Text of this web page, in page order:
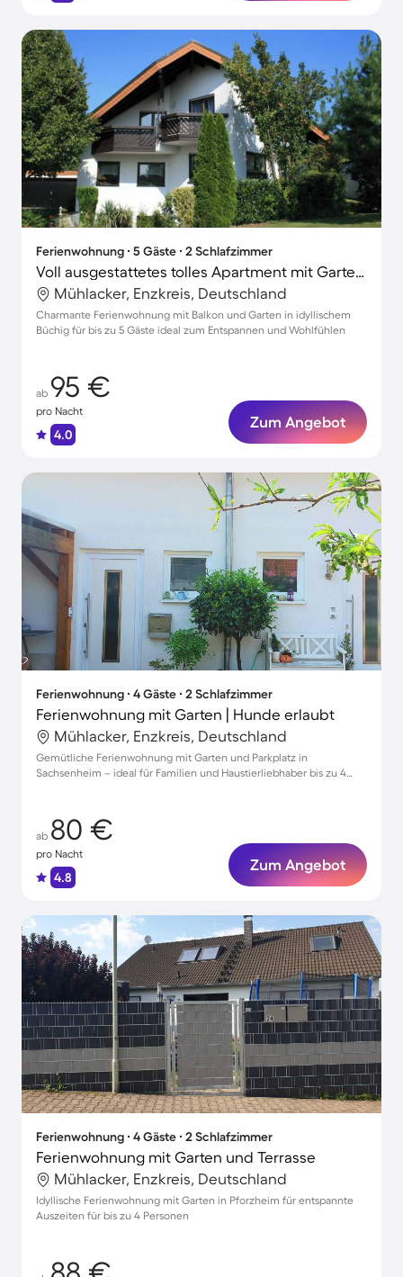
Ferienwohnung ∙ 5 Gäste ∙ 2 Schlafzimmer
Voll ausgestattetes tolles Apartment mit Garten | Perfekt für die Arbeit von Zuhause
Mühlacker, Enzkreis, Deutschland
Charmante Ferienwohnung mit Balkon und Garten in idyllischem
Büchig für bis zu 5 Gäste ideal zum Entspannen und Wohlfühlen
ab 95 €
pro Nacht
4.0
Zum Angebot
Ferienwohnung ∙ 4 Gäste ∙ 2 Schlafzimmer
Ferienwohnung mit Garten | Hunde erlaubt
Mühlacker, Enzkreis, Deutschland
Gemütliche Ferienwohnung mit Garten und Parkplatz in
Sachsenheim – ideal für Familien und Haustierliebhaber bis zu 4
ab 80 €
pro Nacht
4.8
Zum Angebot
Ferienwohnung ∙ 4 Gäste ∙ 2 Schlafzimmer
Ferienwohnung mit Garten und Terrasse
Mühlacker, Enzkreis, Deutschland
Idyllische Ferienwohnung mit Garten in Pforzheim für entspannte
Auszeiten für bis zu 4 Personen